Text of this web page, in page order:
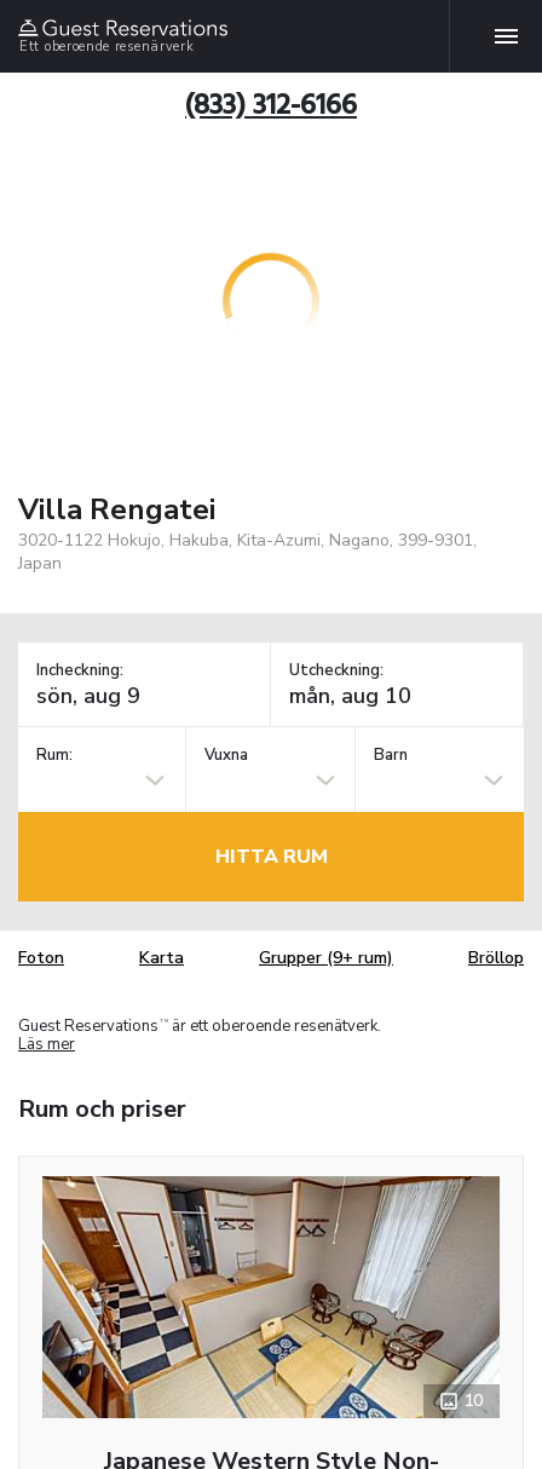
Ett oberoende resenärverk
(833) 312-6166
Villa Rengatei
3020-1122 Hokujo, Hakuba, Kita-Azumi, Nagano, 399-9301,
Japan
Incheckning: Utcheckning:
Rum: Vuxna Barn
HITTA RUM
Foton Karta Grupper (9+ rum) Bröllop
Guest Reservations TM
är ett oberoende resenätverk.
Läs mer
Rum och priser
10
Japanese Western Style Non-